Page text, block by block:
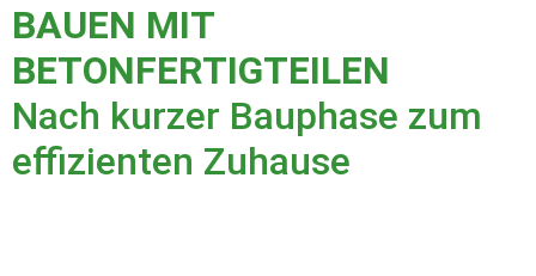
BAUEN MIT
BETONFERTIGTEILEN
Nach kurzer Bauphase zum
effizienten Zuhause